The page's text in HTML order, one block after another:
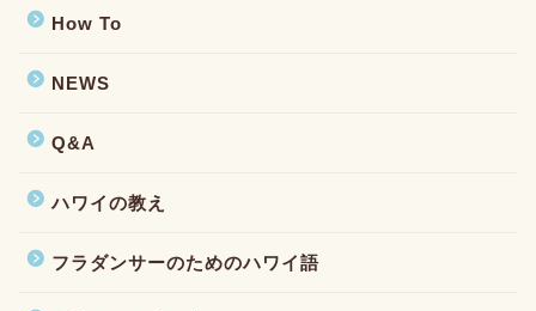
How To
NEWS
Q&A
ハワイの教え
フラダンサーのためのハワイ語